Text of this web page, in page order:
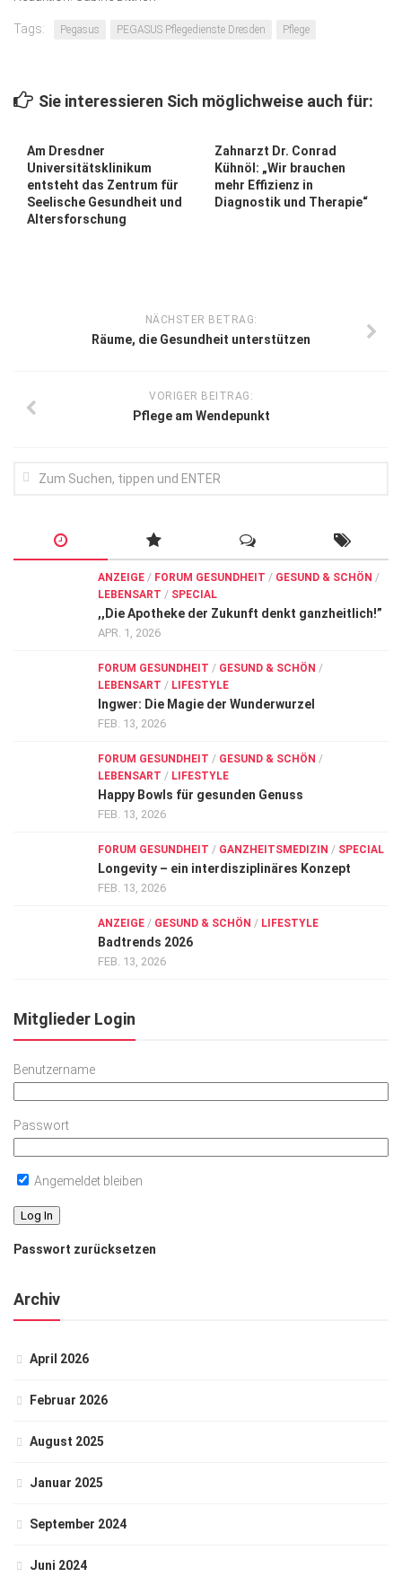
Tags: Pegasus PEGASUS Pflegedienste Dresden Pflege
Sie interessieren Sich möglichweise auch für:
Am Dresdner
Universitätsklinikum
entsteht das Zentrum für
Seelische Gesundheit und
Altersforschung
Zahnarzt Dr. Conrad
Kühnöl: „Wir brauchen
mehr Effizienz in
Diagnostik und Therapie“
NÄCHSTER BETRAG:
Räume, die Gesundheit unterstützen
VORIGER BEITRAG:
Pflege am Wendepunkt
ANZEIGE / FORUM GESUNDHEIT / GESUND & SCHÖN /
LEBENSART / SPECIAL
,,Die Apotheke der Zukunft denkt ganzheitlich!”
APR. 1, 2026
FORUM GESUNDHEIT / GESUND & SCHÖN /
LEBENSART / LIFESTYLE
Ingwer: Die Magie der Wunderwurzel
FEB. 13, 2026
FORUM GESUNDHEIT / GESUND & SCHÖN /
LEBENSART / LIFESTYLE
Happy Bowls für gesunden Genuss
FEB. 13, 2026
FORUM GESUNDHEIT / GANZHEITSMEDIZIN / SPECIAL
Longevity – ein interdisziplinäres Konzept
FEB. 13, 2026
ANZEIGE / GESUND & SCHÖN / LIFESTYLE
Badtrends 2026
FEB. 13, 2026
Mitglieder Login
Benutzername
Passwort
Angemeldet bleiben
Passwort zurücksetzen
Archiv
April 2026
Februar 2026
August 2025
Januar 2025
September 2024
Juni 2024